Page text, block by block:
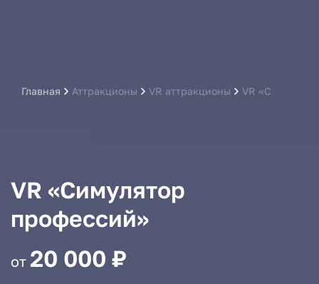
Главная Аттракционы VR аттракционы VR
VR «Симулятор
профессий»
от 20 000 ₽